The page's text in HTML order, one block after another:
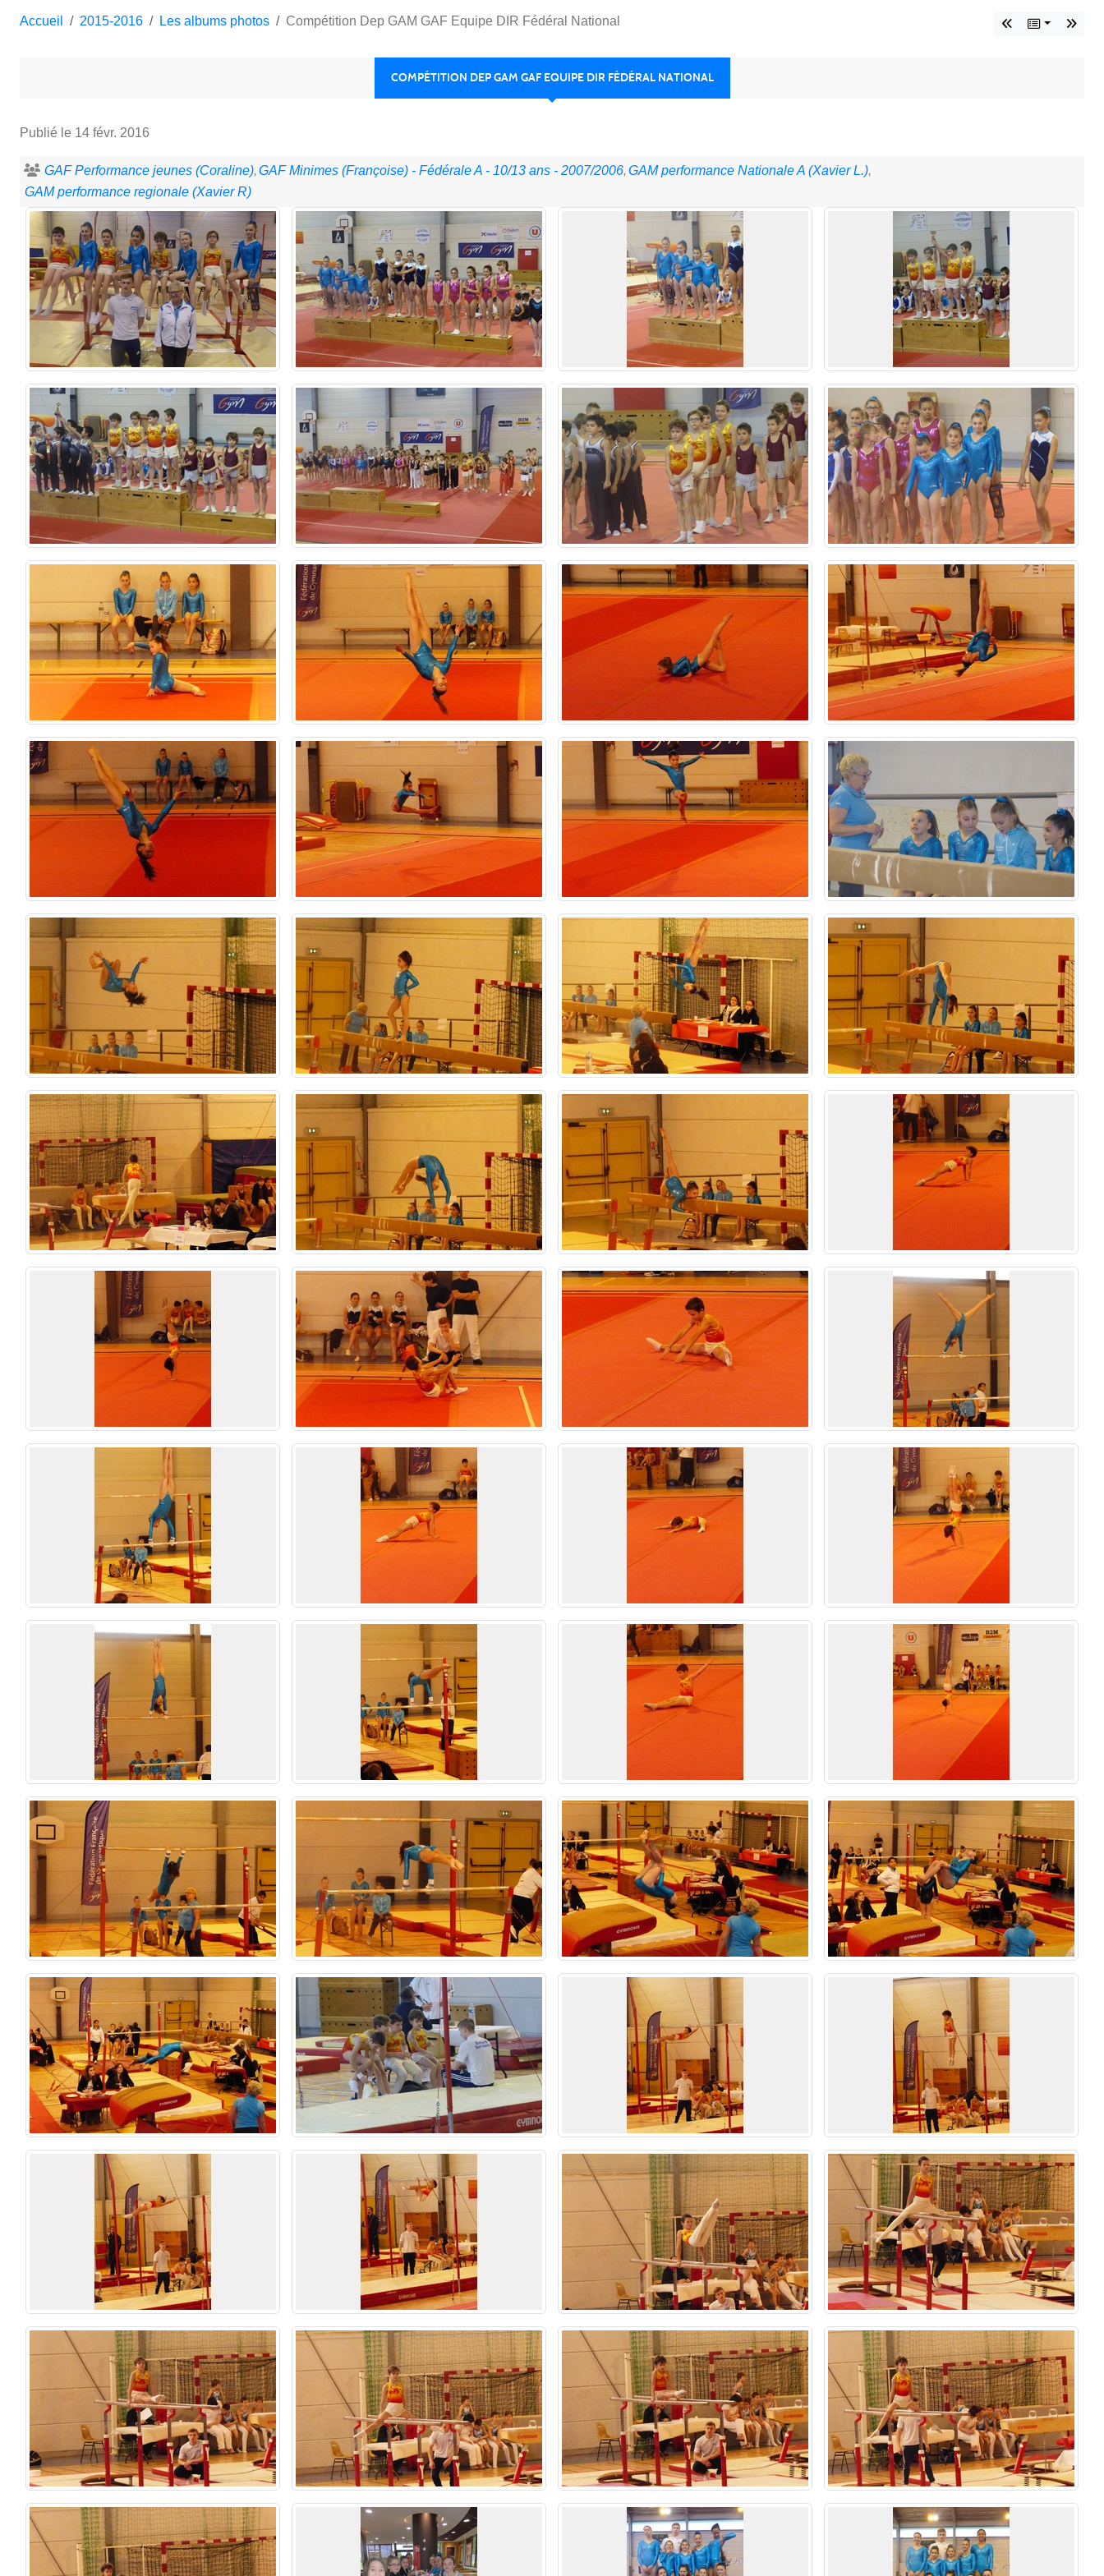
Accueil 2015-2016 Les albums photos Compétition Dep GAM GAF Equipe DIR Fédéral National
COMPÉTITION DEP GAM GAF EQUIPE DIR FÉDÉRAL NATIONAL
Publié le 14 févr. 2016
GAF Performance jeunes (Coraline) GAF Minimes (Françoise) - Fédérale A - 10/13 ans - 2007/2006 GAM performance Nationale A (Xavier L.)
GAM performance regionale (Xavier R)